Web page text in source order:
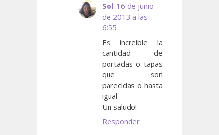
Sol 16 de junio
de 2013 a las
6:55
Es increible la
cantidad de
portadas o tapas
que son
parecidas o hasta
igual.
Un saludo!
Responder